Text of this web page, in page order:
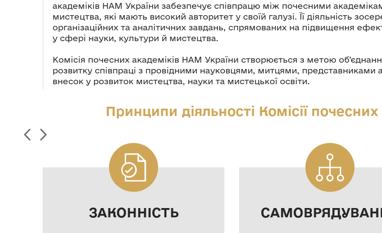
академіків НАМ України забезпечує співпрацю між почесними
мистецтва, які мають високий авторитет у своїй галузі. Її діяльність
організаційних та аналітичних завдань, спрямованих на підвищення
у сфері науки, культури й мистецтва.
Комісія почесних академіків НАМ України створюється з метою
розвитку співпраці з провідними науковцями, митцями, представниками
внесок у розвиток мистецтва, науки та мистецької освіти.
Принципи діяльності Комісії
ЗАКОННІСТЬ